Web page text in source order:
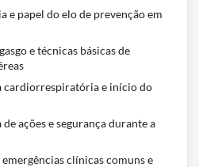
e papel do elo de prevenção em
e técnicas básicas de
cardiorrespiratória e início do
ações e segurança durante a
clínicas comuns e